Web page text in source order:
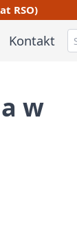
RSO)
Kontakt
w